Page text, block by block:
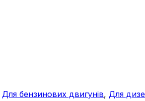
Для бензинових двигунів, Для